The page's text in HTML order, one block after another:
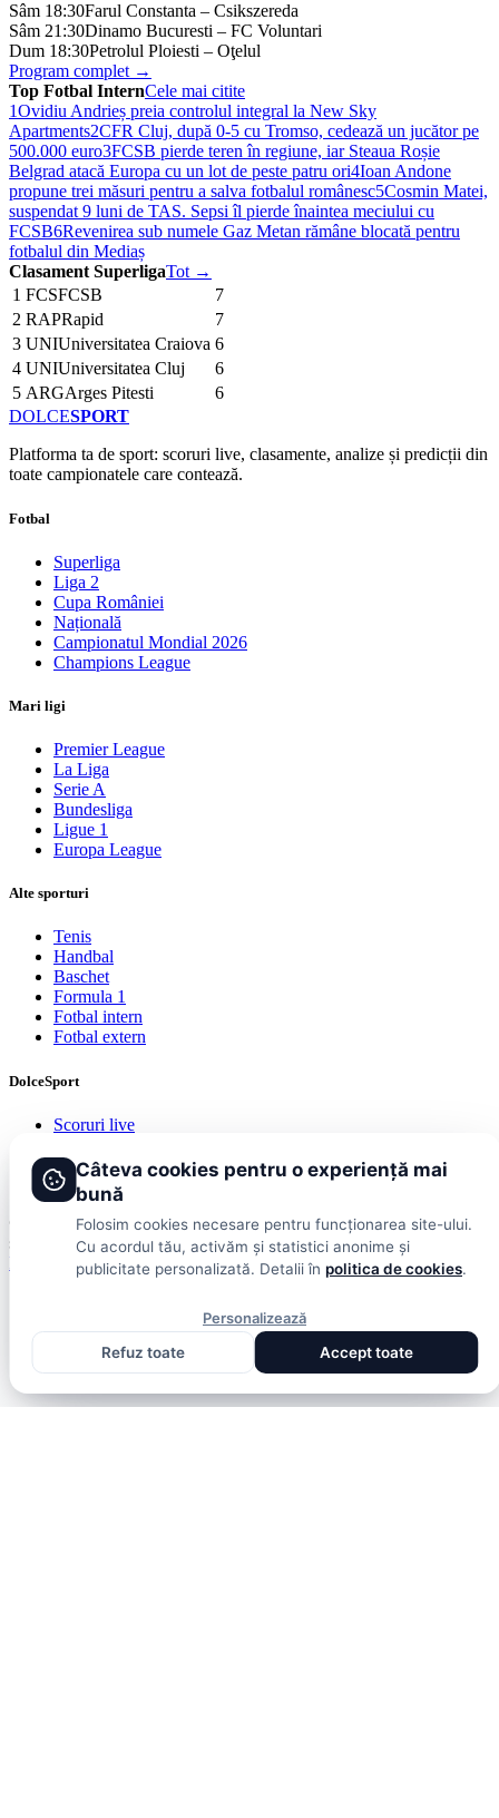
Sâm 18:30Farul Constanta – Csikszereda
Sâm 21:30Dinamo Bucuresti – FC Voluntari
Dum 18:30Petrolul Ploiesti – Oţelul
Program complet →
Top Fotbal InternCele mai citite
1Ovidiu Andrieș preia controlul integral la New Sky
Apartments2CFR Cluj, după 0-5 cu Tromso, cedează un jucător pe
500.000 euro3FCSB pierde teren în regiune, iar Steaua Roșie
Belgrad atacă Europa cu un lot de peste patru ori4Ioan Andone
propune trei măsuri pentru a salva fotbalul românesc5Cosmin Matei,
suspendat 9 luni de TAS. Sepsi îl pierde înaintea meciului cu
FCSB6Revenirea sub numele Gaz Metan rămâne blocată pentru
fotbalul din Mediaș
Clasament SuperligaTot →
1 FCSFCSB
7
2 RAPRapid
7
3 UNIUniversitatea Craiova 6
4 UNIUniversitatea Cluj
6
5 ARGArges Pitesti
6
DOLCESPORT
Platforma ta de sport: scoruri live, clasamente, analize și predicții din
toate campionatele care contează.
Fotbal
Superliga
Liga 2
Cupa României
Națională
Campionatul Mondial 2026
Champions League
Mari ligi
Premier League
La Liga
Serie A
Bundesliga
Ligue 1
Europa League
Alte sporturi
Tenis
Handbal
Baschet
Formula 1
Fotbal intern
Fotbal extern
DolceSport
Scoruri live
Publicitate
Termeni și condiții
© 2026 DolceSport. Toate drepturile rezervate. Scoruri, clasamente
și analize din toate competițiile
Fotbal intern Fotbal extern Scoruri live
Câteva cookies pentru o experiență mai
bună
Folosim cookies necesare pentru funcționarea site-ului.
Cu acordul tău, activăm și statistici anonime și
publicitate personalizată. Detalii în politica de cookies.
Personalizează
Refuz toate
Accept toate